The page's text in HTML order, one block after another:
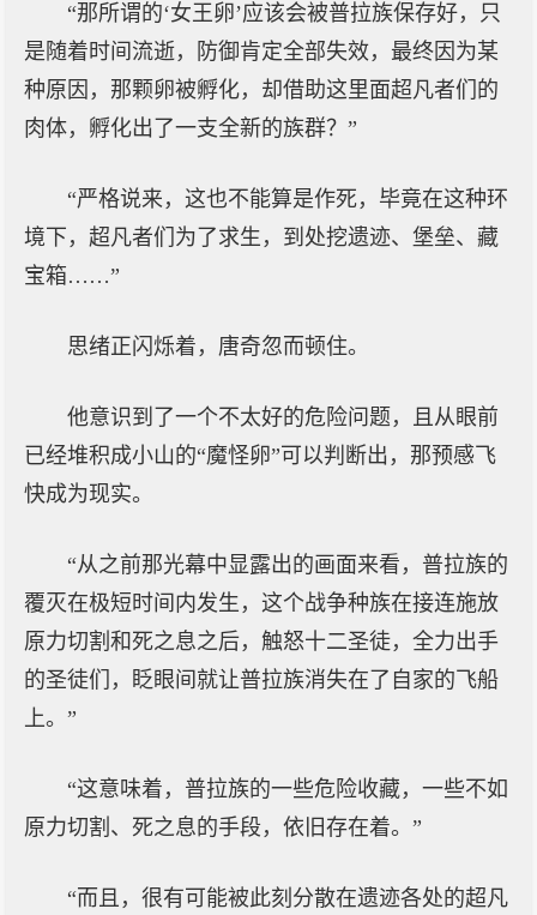
“那所谓的‘女王卵’应该会被普拉族保存好，只
是随着时间流逝，防御肯定全部失效，最终因为某
种原因，那颗卵被孵化，却借助这里面超凡者们的
肉体，孵化出了一支全新的族群？”
“严格说来，这也不能算是作死，毕竟在这种环
境下，超凡者们为了求生，到处挖遗迹、堡垒、藏
宝箱……”
思绪正闪烁着，唐奇忽而顿住。
他意识到了一个不太好的危险问题，且从眼前
已经堆积成小山的“魔怪卵”可以判断出，那预感飞
快成为现实。
“从之前那光幕中显露出的画面来看，普拉族的
覆灭在极短时间内发生，这个战争种族在接连施放
原力切割和死之息之后，触怒十二圣徒，全力出手
的圣徒们，眨眼间就让普拉族消失在了自家的飞船
上。”
“这意味着，普拉族的一些危险收藏，一些不如
原力切割、死之息的手段，依旧存在着。”
“而且，很有可能被此刻分散在遗迹各处的超凡